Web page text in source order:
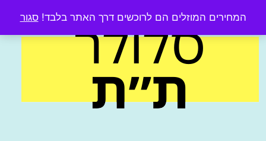
המחירים המוזלים הם לרוכשים דרך האתר בלבד!סגור